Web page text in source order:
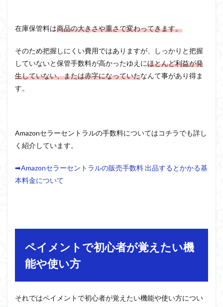
在庫保管料は商品の大きさや重さで変わってきます。
そのため把握しにくい費用ではありますが、しっかりと把握
していないと保管手数料が高かったゆえにほとんど利益が発
生していない、または赤字になっていたなんて事があり得ま
す。
Amazonセラーセントラルの手数料についてはコチラでも詳し
く紹介しています。
➡Amazonセラーセントラルの販売手数料 出品するとかかる基
本料金について
ペイメントで初心者が覚えたい機
能や使い方
それではペイメントで初心者が覚えたい機能や使い方につい